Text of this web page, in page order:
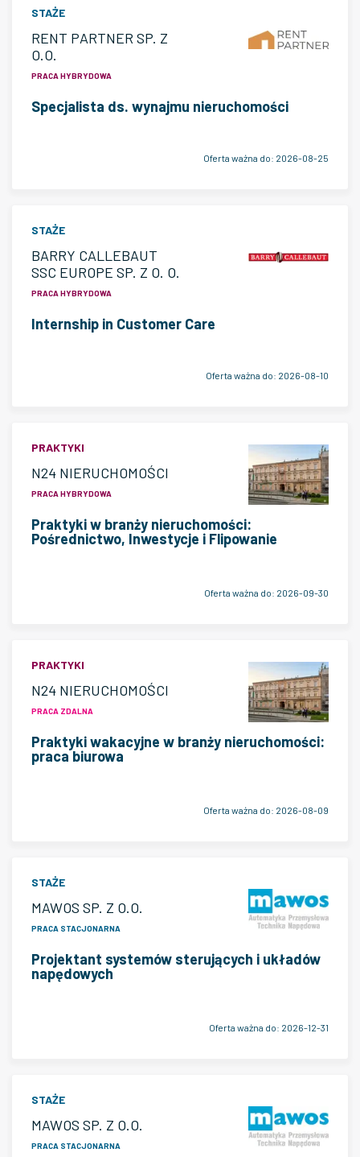
STAŻE
RENT PARTNER SP. Z
O.O.
PRACA HYBRYDOWA
Specjalista ds. wynajmu nieruchomości
Oferta ważna do: 2026-08-25
STAŻE
BARRY CALLEBAUT
SSC EUROPE SP. Z O. O.
PRACA HYBRYDOWA
Internship in Customer Care
Oferta ważna do: 2026-08-10
PRAKTYKI
N24 NIERUCHOMOŚCI
PRACA HYBRYDOWA
Praktyki w branży nieruchomości:
Pośrednictwo, Inwestycje i Flipowanie
Oferta ważna do: 2026-09-30
PRAKTYKI
N24 NIERUCHOMOŚCI
PRACA ZDALNA
Praktyki wakacyjne w branży nieruchomości:
praca biurowa
Oferta ważna do: 2026-08-09
STAŻE
MAWOS SP. Z O.O.
PRACA STACJONARNA
Projektant systemów sterujących i układów
napędowych
Oferta ważna do: 2026-12-31
STAŻE
MAWOS SP. Z O.O.
PRACA STACJONARNA